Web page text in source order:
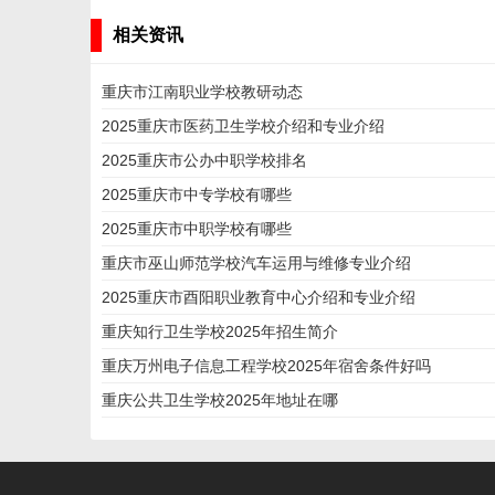
相关资讯
重庆市江南职业学校教研动态
2025重庆市医药卫生学校介绍和专业介绍
2025重庆市公办中职学校排名
2025重庆市中专学校有哪些
2025重庆市中职学校有哪些
重庆市巫山师范学校汽车运用与维修专业介绍
2025重庆市酉阳职业教育中心介绍和专业介绍
重庆知行卫生学校2025年招生简介
重庆万州电子信息工程学校2025年宿舍条件好吗
重庆公共卫生学校2025年地址在哪